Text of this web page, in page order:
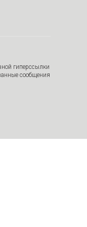
гиперссылки
сообщения